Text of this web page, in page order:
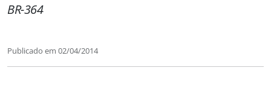
BR-364
Publicado em 02/04/2014